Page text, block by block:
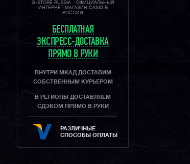
G-STORE RUSSIA - ОФИЦИАЛЬНЫЙ
ИНТЕРНЕТ-МАГАЗИН CASIO В
РОССИИ
БЕСПЛАТНАЯ
ЭКСПРЕСС-ДОСТАВКА
ПРЯМО В РУКИ
ВНУТРИ МКАД ДОСТАВИМ
СОБСТВЕННЫМ КУРЬЕРОМ
В РЕГИОНЫ ДОСТАВЛЯЕМ
СДЭКОМ ПРЯМО В РУКИ
РАЗЛИЧНЫЕ
СПОСОБЫ ОПЛАТЫ